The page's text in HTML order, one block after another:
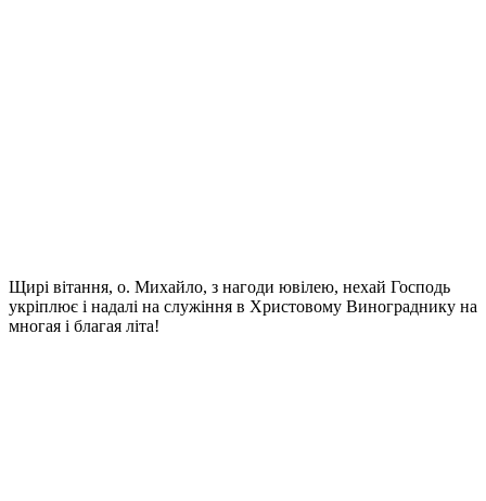
Щирі вітання, о. Михайло, з нагоди ювілею, нехай Господь
укріплює і надалі на служіння в Христовому Винограднику на
многая і благая літа!